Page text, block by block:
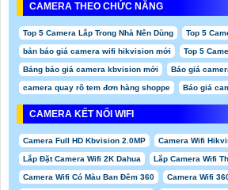
CAMERA THEO CHỨC NĂNG
Top 5 Camera Lắp Trong Nhà Nên Dùng Top 5
bản báo giá camera wifi hikvision mới Top 5
Bảng báo giá camera kbvision mới Báo giá
camera quay rõ tem đơn hàng shoppe Báo giá
CAMERA KẾT NỐI WIFI
Camera Full HD Kbvision 2.0MP Camera Wifi
Lắp Đặt Camera Wifi 2K Dahua Lắp Camera Wifi
Camera Wifi Có Màu Ban Đêm 360 Camera Wifi